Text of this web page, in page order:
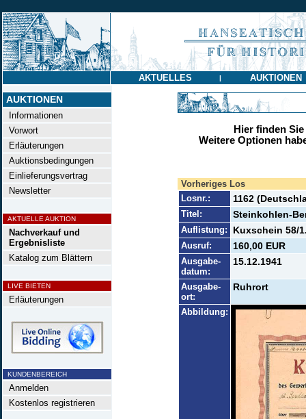
AKTUELLES | AUKTIONEN
AUKTIONEN
Informationen
Vorwort
Erläuterungen
Auktionsbedingungen
Einlieferungsvertrag
Newsletter
AKTUELLE AUKTION
Nachverkauf und
Ergebnisliste
Katalog zum Blättern
LIVE BIETEN
Erläuterungen
KUNDENBEREICH
Anmelden
Kostenlos registrieren
Hier finden
Weitere Optionen
Vorheriges Los
Losnr.:
1162
Titel: Steinkohlen-
Auflistung: Kuxschein 58/
Ausruf: 160,00 EUR
Ausgabe-
datum:
15.12.1941
Ausgabe-
ort:
Ruhrort
Abbildung: